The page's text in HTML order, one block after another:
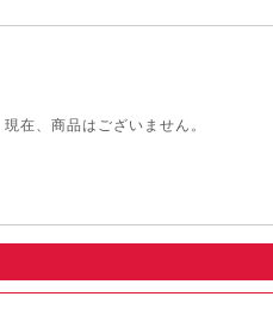
現在、商品はございません。